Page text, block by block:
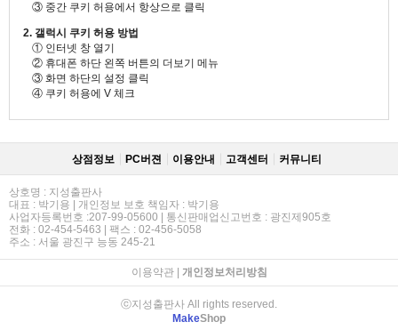
③ 중간 쿠키 허용에서 항상으로 클릭
2. 갤럭시 쿠키 허용 방법
① 인터넷 창 열기
② 휴대폰 하단 왼쪽 버튼의 더보기 메뉴
③ 화면 하단의 설정 클릭
④ 쿠키 허용에 V 체크
상점정보 PC버젼 이용안내 고객센터 커뮤니티
상호명 : 지성출판사
대표 : 박기용 | 개인정보 보호 책임자 : 박기용
사업자등록번호 :207-99-05600 | 통신판매업신고번호 : 광진제905호
전화 : 02-454-5463 | 팩스 : 02-456-5058
주소 : 서울 광진구 능동 245-21
이용약관| 개인정보처리방침
ⓒ지성출판사 All rights reserved.
MakeShop